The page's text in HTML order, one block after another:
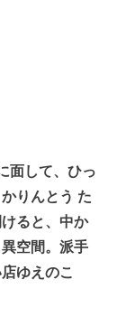
面して、ひっ
りんとう た
ると、中か
空間。派手
ゆえのこ